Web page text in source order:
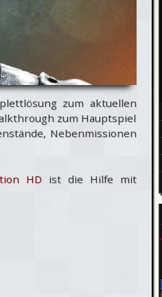
zum aktuellen
zum Hauptspiel
Nebenmissionen
HD ist die Hilfe mit